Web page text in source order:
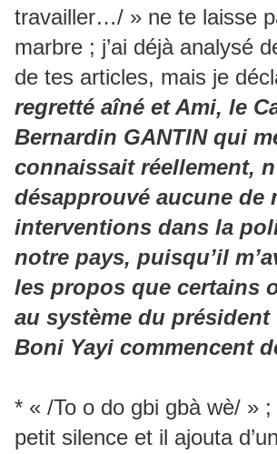
travailler…/ » ne te laisse
marbre ; j’ai déjà analysé
de tes articles, mais je
regretté aîné et Ami, le
Bernardin GANTIN qui
connaissait réellement,
désapprouvé aucune de
interventions dans la
notre pays, puisqu’il
les propos que certains
au système du président
Boni Yayi commencent
* « /To o do gbi gbà wè/ »
petit silence et il ajouta